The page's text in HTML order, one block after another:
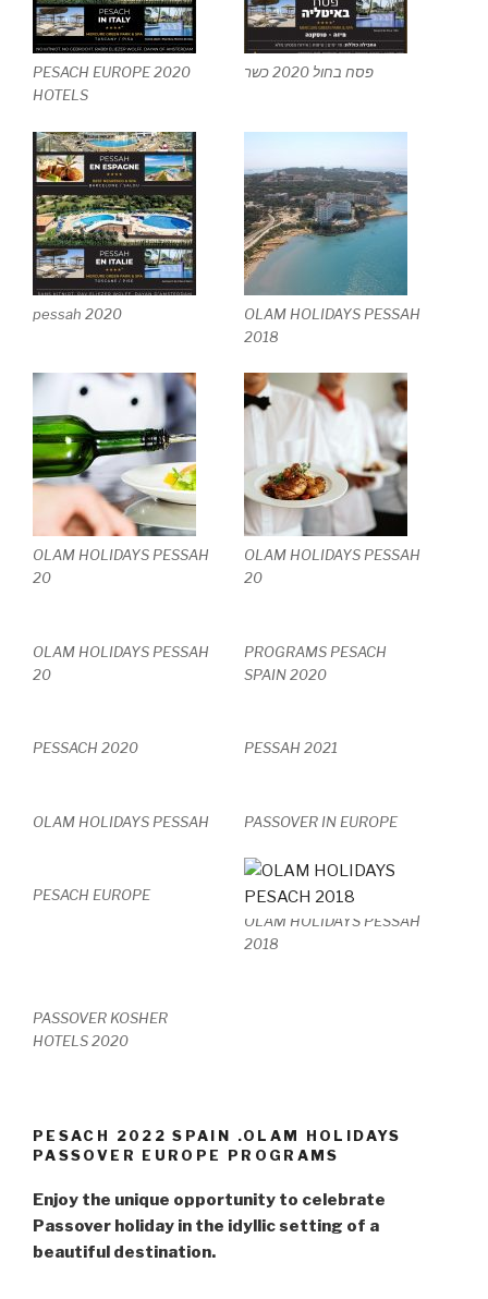
PESACH EUROPE 2020
HOTELS
פסח בחול 2020 כשר
pessah 2020
OLAM HOLIDAYS PESSAH
2018
OLAM HOLIDAYS PESSAH
20
OLAM HOLIDAYS PESSAH
20
OLAM HOLIDAYS PESSAH
20
PROGRAMS PESACH
SPAIN 2020
PESSACH 2020 PESSAH 2021
OLAM HOLIDAYS PESSAH PASSOVER IN EUROPE
PESACH EUROPE
OLAM HOLIDAYS PESSAH
2018
PASSOVER KOSHER
HOTELS 2020
PESACH 2022 SPAIN .OLAM HOLIDAYS
PASSOVER EUROPE PROGRAMS
Enjoy the unique opportunity to celebrate
Passover holiday in the idyllic setting of a
beautiful destination.